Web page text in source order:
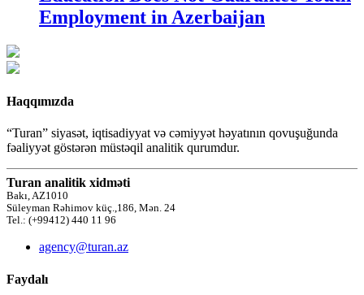
Employment in Azerbaijan
Haqqımızda
“Turan” siyasət, iqtisadiyyat və cəmiyyət həyatının qovuşuğunda
fəaliyyət göstərən müstəqil analitik qurumdur.
Turan analitik xidməti
Bakı, AZ1010
Süleyman Rəhimov küç.,186, Mən. 24
Tel.: (+99412) 440 11 96
agency@turan.az
Faydalı